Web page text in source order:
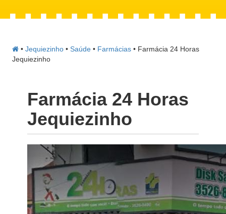
• Jequiezinho • Saúde • Farmácias •Farmácia 24 Horas
Jequiezinho
Farmácia 24 Horas
Jequiezinho